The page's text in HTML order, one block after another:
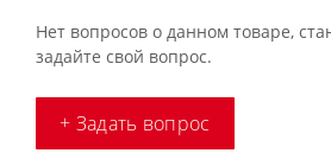
Нет вопросов о данном товаре,
задайте свой вопрос.
+ Задать вопрос